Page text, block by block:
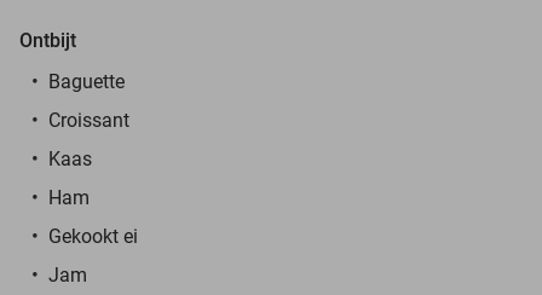
Ontbijt
Baguette
Croissant
Kaas
Ham
Gekookt ei
Jam